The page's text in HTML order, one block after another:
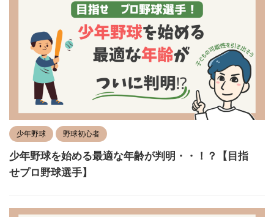
少年野球 野球初心者
少年野球を始める最適な年齢が判明・・！？【目指
せプロ野球選手】